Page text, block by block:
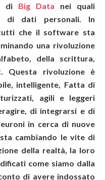
di Big Data nei quali
di dati personali. In
che il software sta
una rivoluzione
della scrittura,
Questa rivoluzione è
intelligente, Fatta di
agili e leggeri
di integrarsi e di
in cerca di nuove
cambiando le vite di
della realtà, la loro
come siamo dalla
di avere indossato